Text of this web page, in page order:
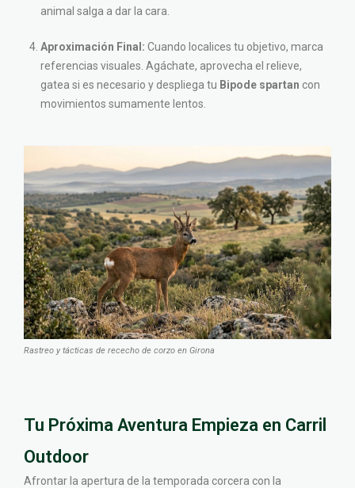
animal salga a dar la cara.
Aproximación Final: Cuando localices tu objetivo, marca
referencias visuales. Agáchate, aprovecha el relieve,
gatea si es necesario y despliega tu Bipode spartan con
movimientos sumamente lentos.
Rastreo y tácticas de rececho de corzo en Girona
Tu Próxima Aventura Empieza en Carril
Outdoor
Afrontar la apertura de la temporada corcera con la